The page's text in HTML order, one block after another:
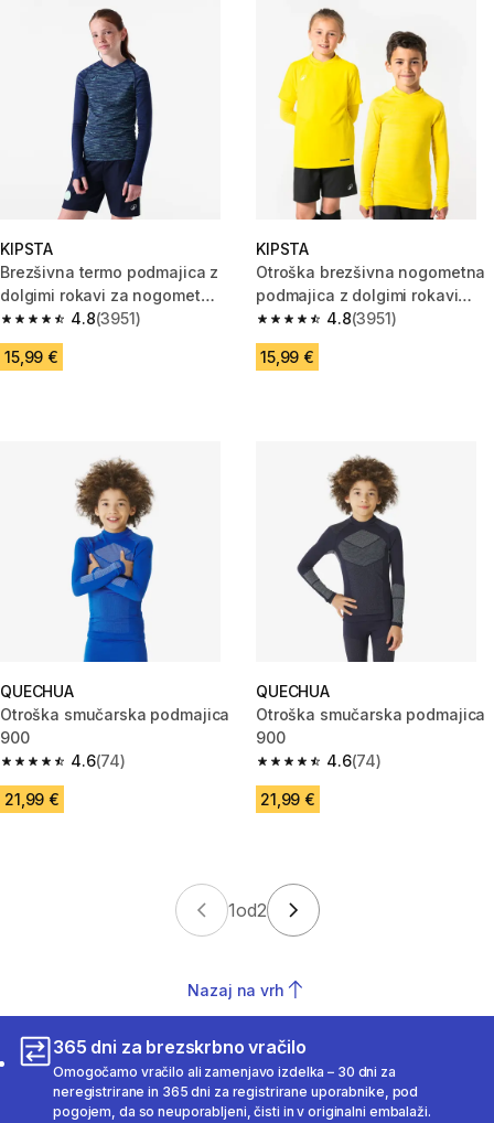
KIPSTA
Brezšivna termo podmajica z
dolgimi rokavi za nogomet
Keepdry za otroke, modra
4.8
4.8 od 5 zvezdic from 3951 ocene
(3951)
15,99 €
KIPSTA
Otroška brezšivna nogometna
podmajica z dolgimi rokavi
Keepdry 4.8
4.8 od 5 zvezdic from 3951
(3951)
15,99 €
QUECHUA
Otroška smučarska podmajica
900
4.6
4.6 od 5 zvezdic from 74 ocene
(74)
21,99 €
QUECHUA
Otroška smučarska podmajica
900
4.6
4.6 od 5 zvezdic from 74 ocene
(74)
21,99 €
1od2
Nazaj na vrh
365 dni za brezskrbno vračilo
Omogočamo vračilo ali zamenjavo izdelka – 30 dni za
neregistrirane in 365 dni za registrirane uporabnike, pod
pogojem, da so neuporabljeni, čisti in v originalni embalaži.